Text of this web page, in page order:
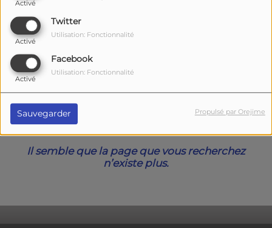
Activé
Twitter
Activé
Utilisation: Fonctionnalité
Facebook
Activé
Utilisation: Fonctionnalité
Sauvegarder Propulsé par Orejime
Oups, vous avez
rencontré une erreur.
Il semble que la page que vous recherchez
n’existe plus.